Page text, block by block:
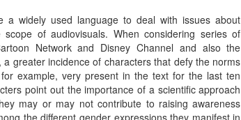
a widely used language to deal with issues about
of audiovisuals. When considering series of
Network and Disney Channel and also the
greater incidence of characters that defy the norms
example, very present in the text for the last ten
point out the importance of a scientific approach
may or may not contribute to raising awareness
the different gender expressions they manifest in